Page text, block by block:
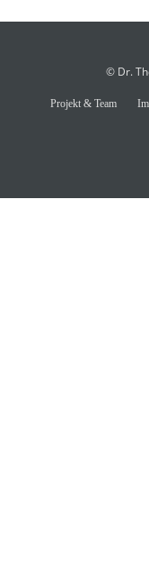
© Dr.
Projekt & Team